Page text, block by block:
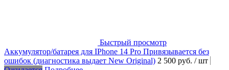
Быстрый просмотр
Аккумулятор/батарея для IPhone 14 Pro Привязывается без
ошибок (диагностика выдает New Original) 2 500 руб. / шт